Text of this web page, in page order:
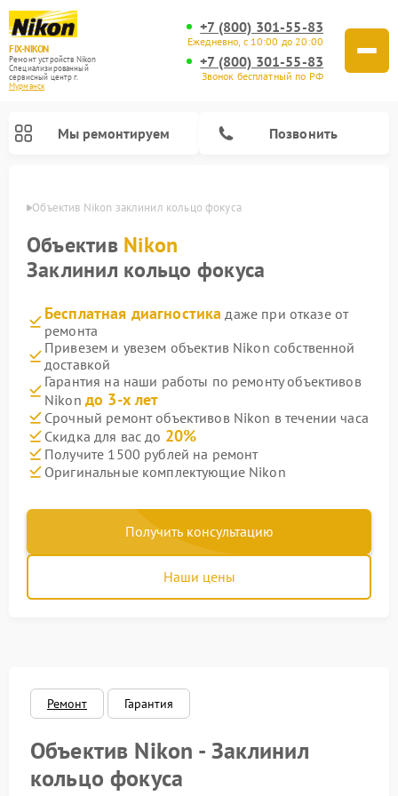
FIX-NIKON
Ремонт устройств Nikon
Специализированный
cервисный центр г.
Мурманск
+7 (800) 301-55-83
Ежедневно, с 10:00 до 20:00
+7 (800) 301-55-83
Звонок бесплатный по РФ
Мы ремонтируем Позвонить
Объектив Nikon заклинил кольцо фокуса
Объектив Nikon
Заклинил кольцо фокуса
Бесплатная диагностика даже при отказе от
ремонта
Привезем и увезем объектив Nikon собственной
доставкой
Гарантия на наши работы по ремонту объективов
Nikon до 3-х лет
Срочный ремонт объективов Nikon в течении часа
Скидка для вас до 20%
Получите 1500 рублей на ремонт
Оригинальные комплектующие Nikon
Получить консультацию
Наши цены
Ремонт Гарантия
Объектив Nikon - Заклинил
кольцо фокуса